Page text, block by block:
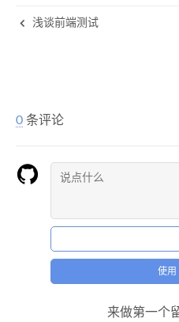
浅谈前端测试
0 条评论
使用
来做第一个